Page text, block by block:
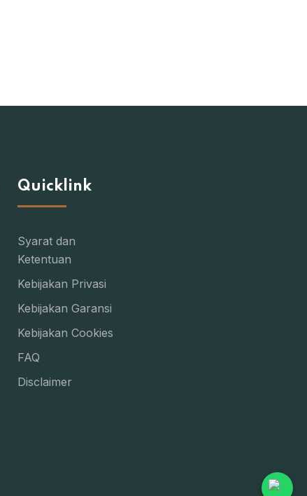
Quicklink
Syarat dan
Ketentuan
Kebijakan Privasi
Kebijakan Garansi
Kebijakan Cookies
FAQ
Disclaimer